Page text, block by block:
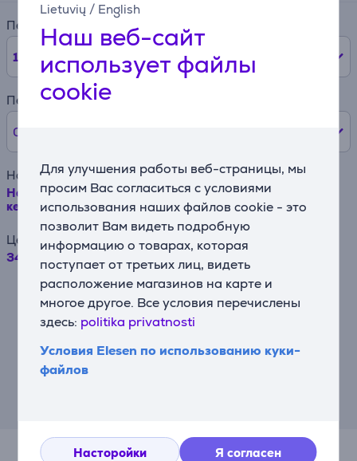
Lietuvių / English
Наш веб-сайт
использует файлы
cookie
Для улучшения работы веб-страницы, мы
просим Вас согласиться с условиями
использования наших файлов cookie - это
позволит Вам видеть подробную
информацию о товарах, которая
поступает от третьих лиц, видеть
расположение магазинов на карте и
многое другое. Все условия перечислены
здесь: politika privatnosti
Условия Elesen по использованию куки-
файлов
Насторойки Я согласен
Период
12 мес.
Первый взнос
0% /
Наименование товара
Hansa, 65 л, нерж. сталь - Отдельностоящая
керамическая плита
Цена
349.99 €
Например, при займе в размере 500
евро на срок договора 24 месяца,
годовая процентная ставка составляет
19,90%, комиссия за заключение
за администрирование договора – 0,6%,
ГПСП (Годовая процентная ставка